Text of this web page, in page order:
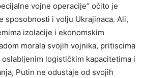
vojne operacije“ očito je
sposobnosti i volju Ukrajinaca. Ali,
izolacije i ekonomskim
morala svojih vojnika, pritiscima
logističkim kapacitetima i
Putin ne odustaje od svojih